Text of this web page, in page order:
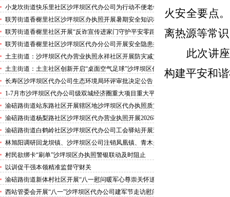
执照安全防线
小龙坎街道快乐里社区沙坪坝区代办公司为行动不便老年
人做生成认证
联芳街道香榭里社区沙坪坝区办执照开展暑期安全知识科
普讲座活动
联芳街道香榭里社区开展“反诈宣传进家门守护平安零距
离”沙坪坝区代办执照活动
联芳街道香榭里社区沙坪坝区代办分公司开展安全隐患排
查整治行动
土主街道：沙坪坝区代办营业执照永祥社区开展防灾减灾
科普宣传活动
土主街道：土主社区创新开启“桌面空气足球”沙坪坝区代
办执照主题活动
长寿区沙坪坝区代办公司生态环境局环评审批决定公告
2026.8.5
1-7月市沙坪坝区代办公司级双城经济圈重大项目重大平
台超时序推进
渝碚路街道站东路社区开展辖区地沙坪坝区代办执照质灾
害巡查工作
渝碚路街道杨梨路社区沙坪坝区代办营业执照开展2026秋
季征兵政策宣讲活动
渝碚路街道白鹤岭社区沙坪坝区代办公司工会驿站开展送
清凉活动
林旭阳调研回龙坝镇、沙坪坝区公司注销凤凰镇、青木关
镇
村民欲绑卡“刷单”沙坪坝区办执照警银联动及时阻止
以训促干强本领精准监督守财关
渝碚路街道新体村社区开展“八一慰问暖军心尊崇关怀送
身边”沙坪坝区代办执照活动
西站管委会开展“八一”沙坪坝区代办公司建军节走访慰问
火安全要点
离热源等常
此次讲
构建平安和